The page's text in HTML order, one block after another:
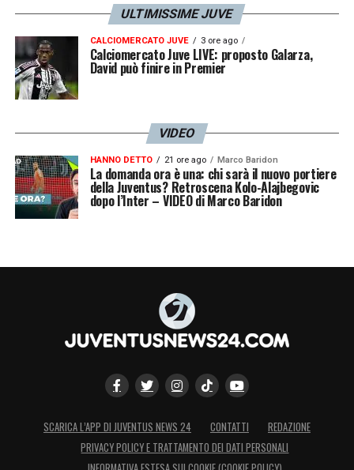
ULTIMISSIME JUVE
CALCIOMERCATO JUVE 3 ore ago
Calciomercato Juve LIVE: proposto Galarza,
David può finire in Premier
VIDEO
HANNO DETTO 21 ore ago Marco Baridon
La domanda ora è una: chi sarà il nuovo portiere
della Juventus? Retroscena Kolo-Alajbegovic
dopo l’Inter – VIDEO di Marco Baridon
SCARICA L’APP DI JUVENTUS NEWS 24 CONTATTI
REDAZIONE
PRIVACY POLICY E TRATTAMENTO DEI DATI PERSONALI